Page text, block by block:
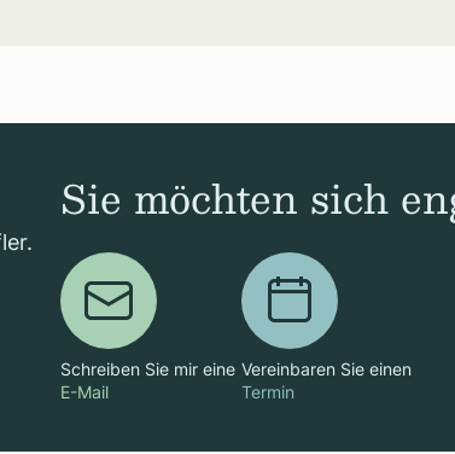
Sie möchten sich
Schreiben Sie mir eine
E-Mail
Vereinbaren Sie einen
Termin